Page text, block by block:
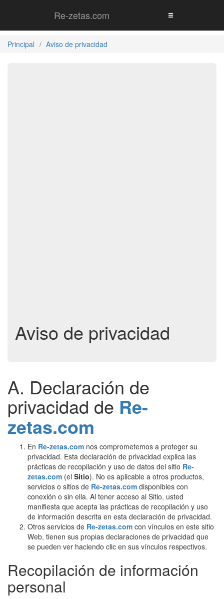
Re-zetas.com
Principal Aviso de privacidad
Aviso de privacidad
A. Declaración de
privacidad de Re-
zetas.com
En Re-zetas.com nos comprometemos a proteger su
privacidad. Esta declaración de privacidad explica las
prácticas de recopilación y uso de datos del sitio Re-
zetas.com (el Sitio). No es aplicable a otros productos,
servicios o sitios de Re-zetas.com disponibles con
conexión o sin ella. Al tener acceso al Sitio, usted
manifiesta que acepta las prácticas de recopilación y uso
de información descrita en esta declaración de privacidad.
Otros servicios de Re-zetas.com con vínculos en este sitio
Web, tienen sus propias declaraciones de privacidad que
se pueden ver haciendo clic en sus vínculos respectivos.
Recopilación de información
personal